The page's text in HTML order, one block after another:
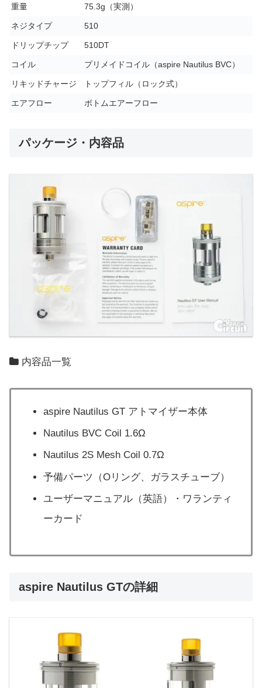
重量 75.3g（実測）
ネジタイプ 510
ドリップチップ 510DT
コイル プリメイドコイル（aspire Nautilus BVC）
リキッドチャージ トップフィル（ロック式）
エアフロー ボトムエアーフロー
パッケージ・内容品
内容品一覧
aspire Nautilus GT アトマイザー本体
Nautilus BVC Coil 1.6Ω
Nautilus 2S Mesh Coil 0.7Ω
予備パーツ（Oリング、ガラスチューブ）
ユーザーマニュアル（英語）・ワランティ
ーカード
aspire Nautilus GTの詳細